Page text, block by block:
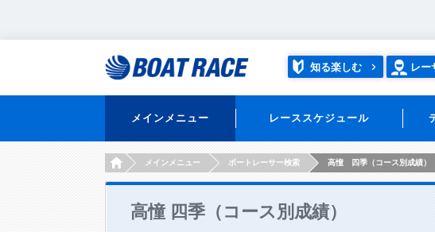
知る楽しむ レー
メインメニュー レーススケジュール
HOMEメインメニュー ボートレーサー検索 高憧 四季（コース別成績）
高憧 四季（コース別成績）